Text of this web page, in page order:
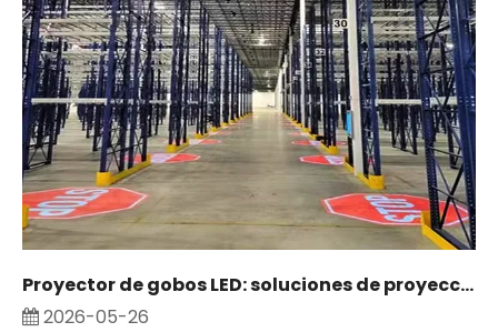
Proyector de gobos LED: soluciones de proyección personalizadas ideales para empresas y seguridad
2026-05-26